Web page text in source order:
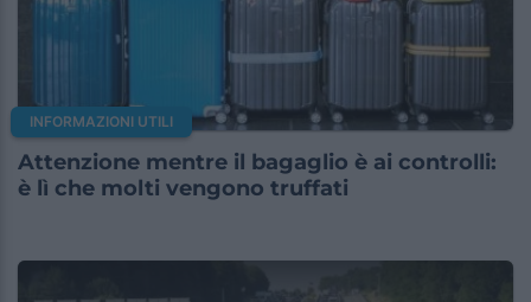
INFORMAZIONI UTILI
Attenzione mentre il bagaglio è ai controlli:
è lì che molti vengono truffati